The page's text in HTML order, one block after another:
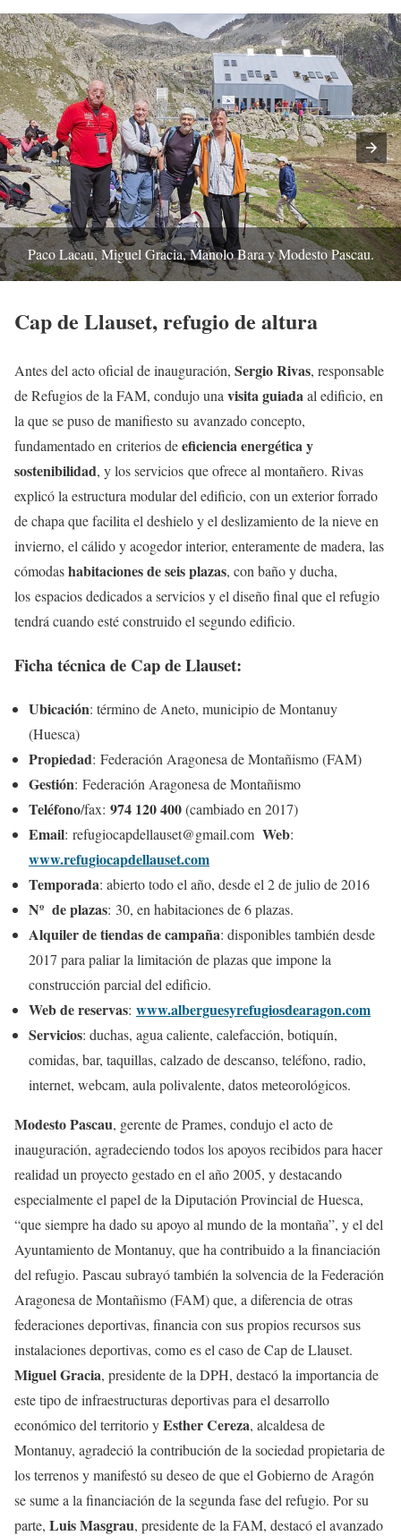
Paco Lacau, Miguel Gracia, Manolo Bara y Modesto Pascau.
Cap de Llauset, refugio de altura
Antes del acto oficial de inauguración, Sergio Rivas, responsable
de Refugios de la FAM, condujo una visita guiadaal edificio, en
la que se puso de manifiesto su avanzado concepto,
fundamentado en criterios deeficiencia energética y
sostenibilidad, y los servicios que ofrece al montañero. Rivas
explicó la estructura modular del edificio, con un exterior forrado
de chapa que facilita el deshielo y el deslizamiento de la nieve en
invierno, el cálido y acogedor interior, enteramente de madera, las
cómodashabitaciones de seis plazas, con baño y ducha,
los espacios dedicados a servicios y el diseño final que el refugio
tendrá cuando esté construido el segundo edificio.
Ficha técnica de Cap de Llauset:
Ubicación: término de Aneto, municipio de Montanuy
(Huesca)
Propiedad: Federación Aragonesa de Montañismo (FAM)
Gestión: Federación Aragonesa de Montañismo
Teléfono/fax: 974 120 400(cambiado en 2017)
Email: refugiocapdellauset@gmail.com Web:
www.refugiocapdellauset.com
Temporada: abierto todo el año, desde el 2 de julio de 2016
Nº de plazas: 30, en habitaciones de 6 plazas.
Alquiler de tiendas de campaña: disponibles también desde
2017 para paliar la limitación de plazas que impone la
construcción parcial del edificio.
Web dereservas: www.alberguesyrefugiosdearagon.com
Servicios: duchas, agua caliente, calefacción, botiquín,
comidas, bar, taquillas, calzado de descanso, teléfono, radio,
internet, webcam, aula polivalente, datos meteorológicos.
Modesto Pascau, gerente de Prames, condujo el acto de
inauguración, agradeciendo todos los apoyos recibidos para hacer
realidad un proyecto gestado en el año 2005, y destacando
especialmente el papel de la Diputación Provincial de Huesca,
“que siempre ha dado su apoyo al mundo de la montaña”, y el del
Ayuntamiento de Montanuy, que ha contribuido a la financiación
del refugio. Pascau subrayó también la solvencia de la Federación
Aragonesa de Montañismo (FAM) que, a diferencia de otras
federaciones deportivas, financia con sus propios recursos sus
instalaciones deportivas, como es el caso de Cap de Llauset.
Miguel Gracia, presidente de la DPH, destacó la importancia de
este tipo de infraestructuras deportivas para el desarrollo
económico del territorio yEsther Cereza, alcaldesa de
Montanuy, agradeció la contribución de la sociedad propietaria de
los terrenos y manifestó su deseo de que el Gobierno de Aragón
se sume a la financiación de la segunda fase del refugio. Por su
parte, Luis Masgrau, presidente de la FAM, destacó el avanzado